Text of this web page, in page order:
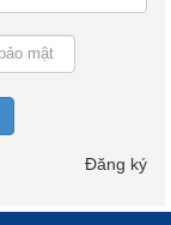
Đăng ký